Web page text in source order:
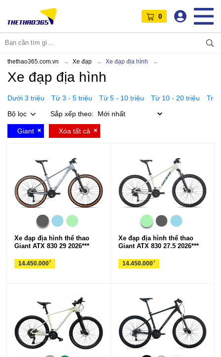
0
thethao365.com.vn Xe đạp Xe đạp địa hình
Xe đạp địa hình
Dưới 3 triệu Từ 3 - 5 triệu Từ 5 - 10 triệu Từ 10 - 20 triệu
Bộ lọc
Sắp xếp theo:
Giant Xóa tất cả
Xe đạp địa hình thể thao
Giant ATX 830 29 2026***
14.450.000₫
Xe đạp địa hình thể thao
Giant ATX 830 27.5 2026***
14.450.000₫